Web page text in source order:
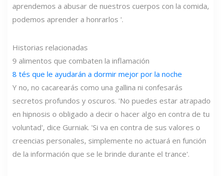
aprendemos a abusar de nuestros cuerpos con la comida,
podemos aprender a honrarlos '.
Historias relacionadas
9 alimentos que combaten la inflamación
8 tés que le ayudarán a dormir mejor por la noche
Y no, no cacarearás como una gallina ni confesarás
secretos profundos y oscuros. 'No puedes estar atrapado
en hipnosis o obligado a decir o hacer algo en contra de tu
voluntad', dice Gurniak. 'Si va en contra de sus valores o
creencias personales, simplemente no actuará en función
de la información que se le brinde durante el trance'.